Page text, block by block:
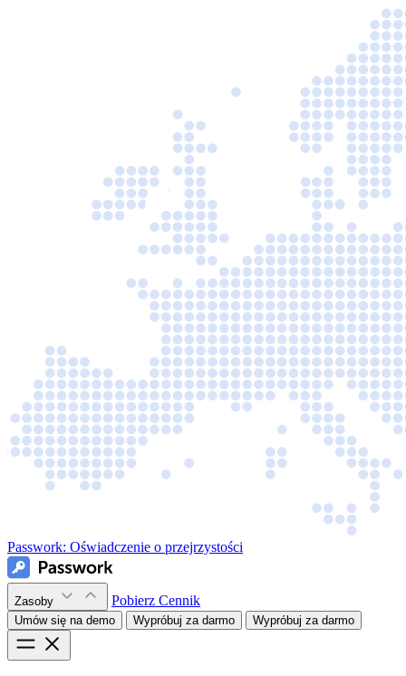
Passwork: Oświadczenie o przejrzystości
Zasoby Pobierz Cennik
Umów się na demo Wypróbuj za darmo Wypróbuj za darmo